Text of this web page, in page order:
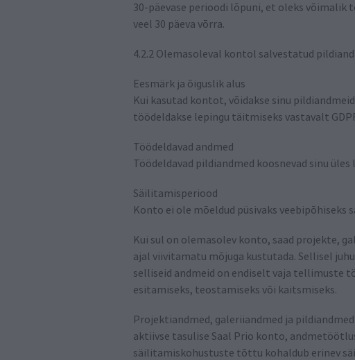
30-päevase perioodi lõpuni, et oleks võimalik
veel 30 päeva võrra.
4.2.2 Olemasoleval kontol salvestatud
Eesmärk ja õiguslik alus
Kui kasutad kontot, võidakse sinu
töödeldakse lepingu täitmiseks vastavalt
Töödeldavad andmed
Töödeldavad pildiandmed koosnevad sinu
Säilitamisperiood
Konto ei ole mõeldud püsivaks veebipõhiseks
Kui sul on olemasolev konto, saad projekte,
ajal viivitamatu mõjuga kustutada. Sellisel
selliseid andmeid on endiselt vaja tellimuste
esitamiseks, teostamiseks või kaitsmiseks.
Projektiandmed, galeriiandmed ja
aktiivse tasulise Saal Prio konto,
säilitamiskohustuste tõttu kohaldub erinev